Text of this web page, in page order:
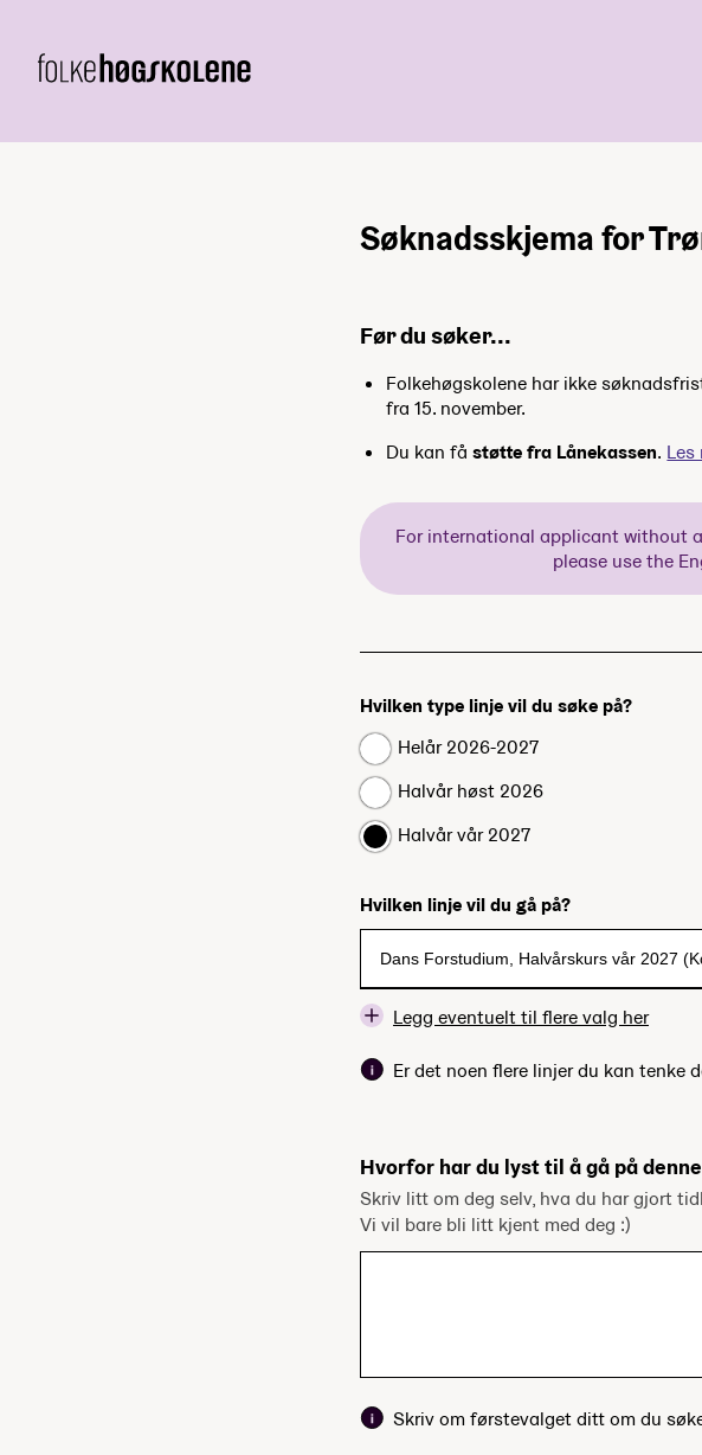
Søknadsskjema for
Før du søker...
Folkehøgskolene har ikke
fra 15. november.
Du kan fåstøtte fra Lånekassen.
For international applicant without
please use the
Hvilken type linje vil du søke på?
Helår 2026-2027
Halvår høst 2026
Halvår vår 2027
Hvilken linje vil du gå på?
Legg eventuelt til flere valg her
Er det noen flere linjer du kan tenke
Hvorfor har du lyst til å gå på
Skriv litt om deg selv, hva du har gjort
Vi vil bare bli litt kjent med deg :)
Skriv om førstevalget ditt om du